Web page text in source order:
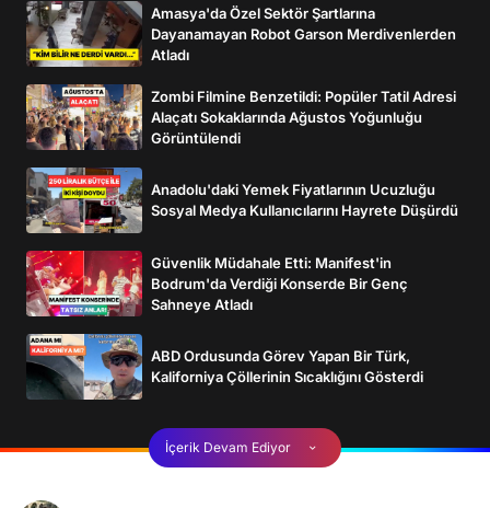
Amasya'da Özel Sektör Şartlarına
Dayanamayan Robot Garson Merdivenlerden
Atladı
Zombi Filmine Benzetildi: Popüler Tatil Adresi
Alaçatı Sokaklarında Ağustos Yoğunluğu
Görüntülendi
Anadolu'daki Yemek Fiyatlarının Ucuzluğu
Sosyal Medya Kullanıcılarını Hayrete Düşürdü
Güvenlik Müdahale Etti: Manifest'in
Bodrum'da Verdiği Konserde Bir Genç
Sahneye Atladı
ABD Ordusunda Görev Yapan Bir Türk,
Kaliforniya Çöllerinin Sıcaklığını Gösterdi
İçerik Devam Ediyor